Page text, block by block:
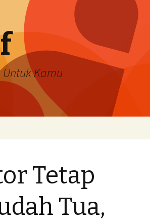
Kamu
Tetap
Tua,